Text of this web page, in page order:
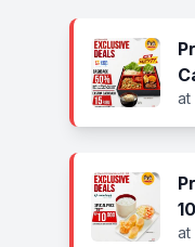
at
at